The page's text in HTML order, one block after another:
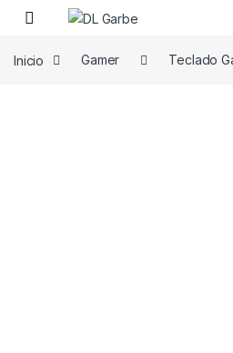
Inicio Gamer Teclado